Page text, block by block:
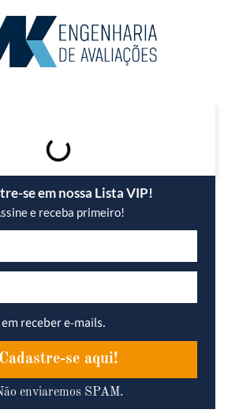
se em nossa Lista VIP!
e receba primeiro!
receber e-mails.
Cadastre-se aqui!
enviaremos SPAM.